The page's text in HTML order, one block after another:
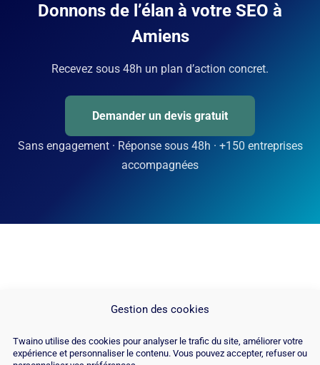
Gestion des cookies
Twaino utilise des cookies pour analyser le trafic du site, améliorer votre
expérience et personnaliser le contenu. Vous pouvez accepter, refuser ou
Donnons de l’élan à votre SEO à
Amiens
Recevez sous 48h un plan d’action concret.
Demander un devis gratuit
Sans engagement · Réponse sous 48h · +150 entreprises
accompagnées